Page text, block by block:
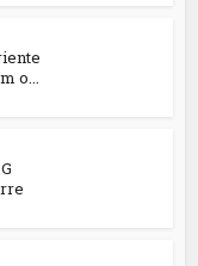
o...